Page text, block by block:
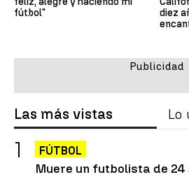
fútbol"
diez
Las más vistas Lo
FÚTBOL
Muere un futbolista de